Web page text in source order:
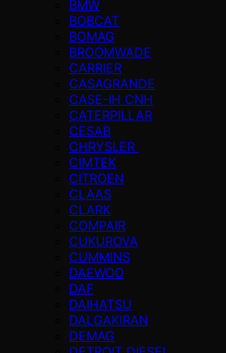
BMW
BOBCAT
BOMAG
BROOMWADE
CARRIER
CASAGRANDE
CASE-IH CNH
CATERPILLAR
CESAB
CHRYSLER
CIMTEK
CITROEN
CLAAS
CLARK
COMPAIR
CUKUROVA
CUMMINS
DAEWOO
DAF
DAIHATSU
DALGAKIRAN
DEMAG